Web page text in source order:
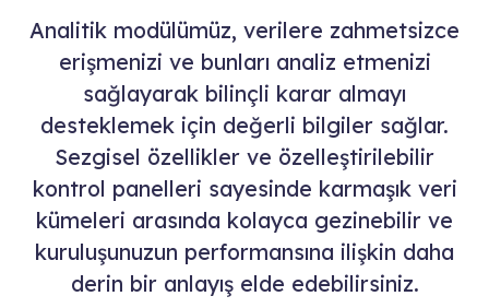
Analitik modülümüz, verilere zahmetsizce
erişmenizi ve bunları analiz etmenizi
sağlayarak bilinçli karar almayı
desteklemek için değerli bilgiler sağlar.
Sezgisel özellikler ve özelleştirilebilir
kontrol panelleri sayesinde karmaşık veri
kümeleri arasında kolayca gezinebilir ve
kuruluşunuzun performansına ilişkin daha
derin bir anlayış elde edebilirsiniz.